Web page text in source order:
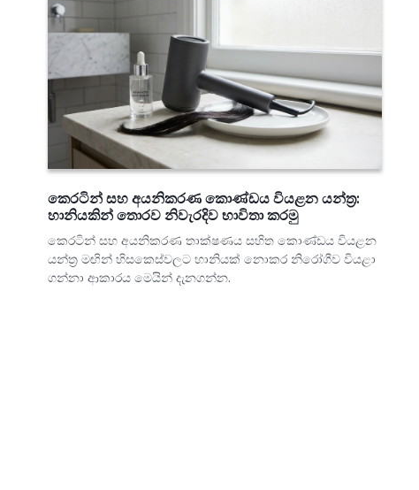
කෙරටින් සහ අයනිකරණ කොණ්ඩය වියළන යන්ත්‍ර:
හානියකින් තොරව නිවැරදිව භාවිතා කරමු
කෙරටින් සහ අයනිකරණ තාක්ෂණය සහිත කොණ්ඩය වියළන
යන්ත්‍ර මඟින් හිසකෙස්වලට හානියක් නොකර නිරෝගීව වියළා
ගන්නා ආකාරය මෙයින් දැනගන්න.